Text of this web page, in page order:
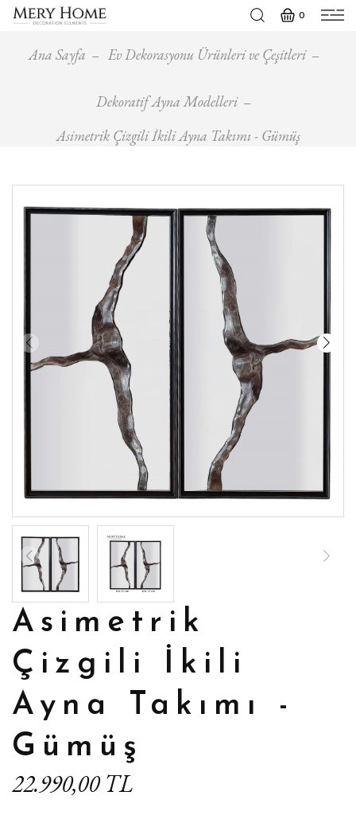
0
Ana Sayfa Ev Dekorasyonu Ürünleri ve Çeşitleri
Dekoratif Ayna Modelleri
Asimetrik Çizgili İkili Ayna Takımı - Gümüş
Asimetrik
Çizgili İkili
Ayna Takımı -
Gümüş
22.990,00 TL